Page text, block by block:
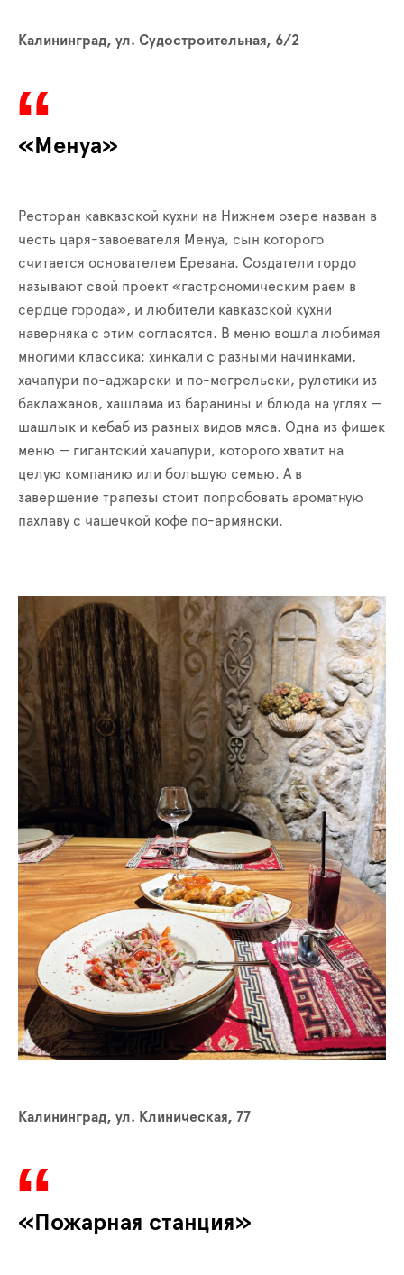
Калининград, ул. Судостроительная, 6/2
«Менуа»
Ресторан кавказской кухни на Нижнем озере назван в
честь царя-завоевателя Менуа, сын которого
считается основателем Еревана. Создатели гордо
называют свой проект «гастрономическим раем в
сердце города», и любители кавказской кухни
наверняка с этим согласятся. В меню вошла любимая
многими классика: хинкали с разными начинками,
хачапури по-аджарски и по-мегрельски, рулетики из
баклажанов, хашлама из баранины и блюда на углях —
шашлык и кебаб из разных видов мяса. Одна из фишек
меню — гигантский хачапури, которого хватит на
целую компанию или большую семью. А в
завершение трапезы стоит попробовать ароматную
пахлаву с чашечкой кофе по-армянски.
Калининград, ул. Клиническая, 77
«Пожарная станция»